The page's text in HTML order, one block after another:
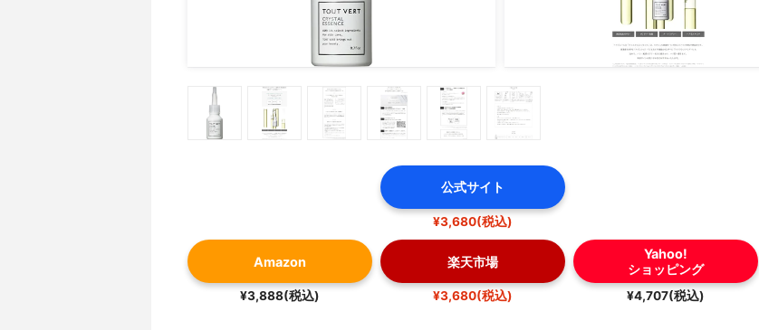
公式サイト
¥3,680(税込)
Amazon
¥3,888(税込)
楽天市場
¥3,680(税込)
Yahoo!
ショッピング
¥4,707(税込)